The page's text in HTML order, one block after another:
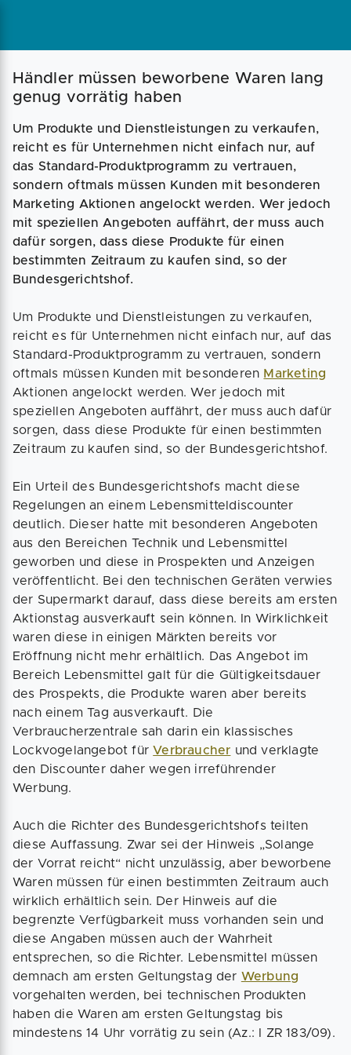
Magazin Businessplan Fördermittel
Händler müssen beworbene Waren lang
genug vorrätig haben
Um Produkte und Dienstleistungen zu verkaufen,
reicht es für Unternehmen nicht einfach nur, auf
das Standard-Produktprogramm zu vertrauen,
sondern oftmals müssen Kunden mit besonderen
Marketing Aktionen angelockt werden. Wer jedoch
mit speziellen Angeboten auffährt, der muss auch
dafür sorgen, dass diese Produkte für einen
bestimmten Zeitraum zu kaufen sind, so der
Bundesgerichtshof.
Um Produkte und Dienstleistungen zu verkaufen,
reicht es für Unternehmen nicht einfach nur, auf das
Standard-Produktprogramm zu vertrauen, sondern
oftmals müssen Kunden mit besonderen Marketing
Aktionen angelockt werden. Wer jedoch mit
speziellen Angeboten auffährt, der muss auch dafür
sorgen, dass diese Produkte für einen bestimmten
Zeitraum zu kaufen sind, so der Bundesgerichtshof.
Ein Urteil des Bundesgerichtshofs macht diese
Regelungen an einem Lebensmitteldiscounter
deutlich. Dieser hatte mit besonderen Angeboten
aus den Bereichen Technik und Lebensmittel
geworben und diese in Prospekten und Anzeigen
veröffentlicht. Bei den technischen Geräten verwies
der Supermarkt darauf, dass diese bereits am ersten
Aktionstag ausverkauft sein können. In Wirklichkeit
waren diese in einigen Märkten bereits vor
Eröffnung nicht mehr erhältlich. Das Angebot im
Bereich Lebensmittel galt für die Gültigkeitsdauer
des Prospekts, die Produkte waren aber bereits
nach einem Tag ausverkauft. Die
Verbraucherzentrale sah darin ein klassisches
Lockvogelangebot fürVerbraucher und verklagte
den Discounter daher wegen irreführender
Werbung.
Auch die Richter des Bundesgerichtshofs teilten
diese Auffassung. Zwar sei der Hinweis „Solange
der Vorrat reicht“ nicht unzulässig, aber beworbene
Waren müssen für einen bestimmten Zeitraum auch
wirklich erhältlich sein. Der Hinweis auf die
begrenzte Verfügbarkeit muss vorhanden sein und
diese Angaben müssen auch der Wahrheit
entsprechen, so die Richter. Lebensmittel müssen
demnach am ersten Geltungstag der Werbung
vorgehalten werden, bei technischen Produkten
haben die Waren am ersten Geltungstag bis
mindestens 14 Uhr vorrätig zu sein (Az.: I ZR 183/09).